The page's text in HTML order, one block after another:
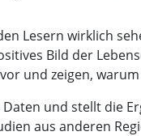
Lesern wirklich
Bild der
und zeigen,
und stellt die
aus anderen